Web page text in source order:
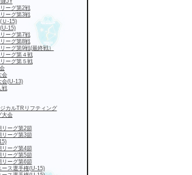
JY
ーグ第2戦
ーグ第3戦
Ｕ-15)
15)
ーグ第7戦
ーグ第8戦
ーグ第9戦(最終戦）
ーグ第４戦
ーグ第５戦
会
会(U-13)
戦
カルTRリフティング
大会
リーグ第2節
リーグ第3節
リーグ第4節
リーグ第5節
リーグ第6節
ス選手権(U-15)